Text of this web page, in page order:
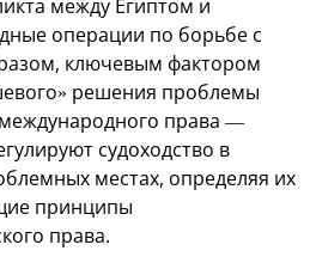
между Египтом и
операции по борьбе с
ключевым фактором
решения проблемы
права —
судоходство в
местах, определяя их
принципы
права.